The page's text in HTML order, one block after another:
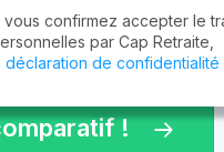
!
vous confirmez accepter le
par Cap Retraite,
déclaration de confidentialité